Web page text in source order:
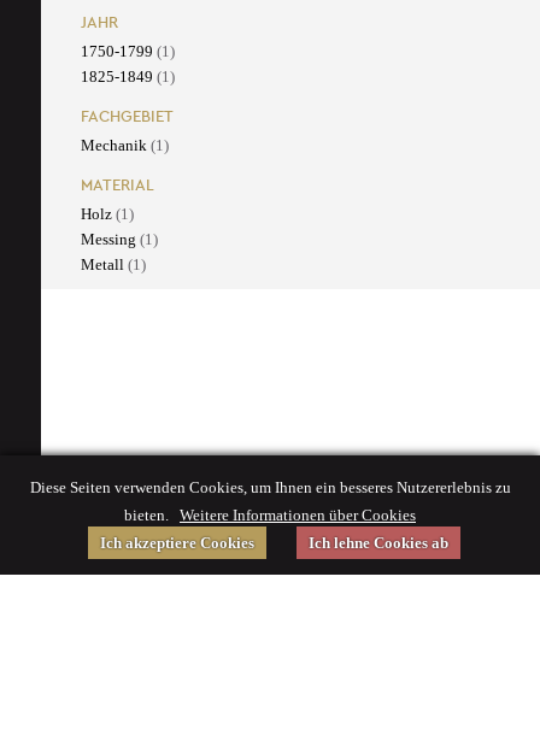
JAHR
1750-1799 (1)
1825-1849 (1)
FACHGEBIET
Mechanik (1)
MATERIAL
Holz (1)
Messing (1)
Metall (1)
Diese Seiten verwenden Cookies, um Ihnen ein besseres Nutzererlebnis zu
bieten. Weitere Informationen über Cookies
Ich akzeptiere Cookies
Ich lehne Cookies ab